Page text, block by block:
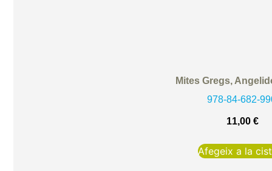
Mites Gregs,
978-84-682-
11,00€
Afegeix a la